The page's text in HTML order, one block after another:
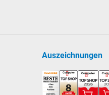
UV-Entkeimungsgerät
Auszeichnungen